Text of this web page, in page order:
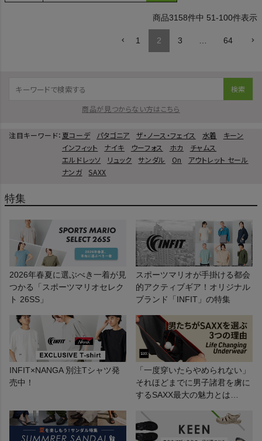
3158件中 51-100件表示
1 2 3 … 64
検索
商品が見つからない方はこちら
注目キーワード： 夏コーデ パタゴニア ザ・ノース・フェイス 水着
キーン
インフィット
ナイキ ウーフォス ホカ
チャムス
エルドレッソ
リュック サンダル On
アウトレット セール
ナンガ
SAXX
特集
2026年春夏に選ぶべき一着が見
つかる「スポーツマリオセレク
ト 26SS」
スポーツマリオが手掛ける都会
的アクティブギア！オリジナル
ブランド「INFIT」の特集
INFIT×NANGA 別注Tシャツ発
売中！
「一度穿いたらやめられない」
それほどまでに男子諸君を虜に
するSAXX最大の魅力とは…